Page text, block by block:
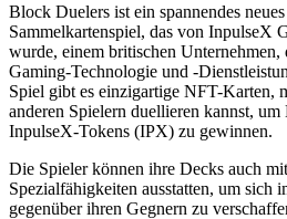
Block Duelers ist ein spannendes
Sammelkartenspiel, das von InpulseX
wurde, einem britischen
Gaming-Technologie und -
Spiel gibt es einzigartige NFT-Karten,
anderen Spielern duellieren kannst,
InpulseX-Tokens (IPX) zu gewinnen.
Die Spieler können ihre Decks auch
Spezialfähigkeiten ausstatten, um sich
gegenüber ihren Gegnern zu